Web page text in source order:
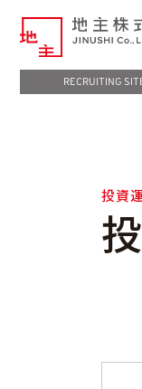
RECRUITING
投資